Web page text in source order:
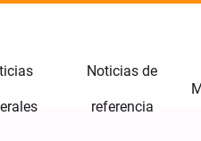
Noticias de
referencia